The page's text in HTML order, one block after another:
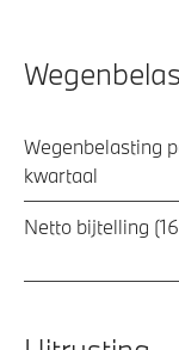
Wegenbelasting
kwartaal
Netto bijtelling